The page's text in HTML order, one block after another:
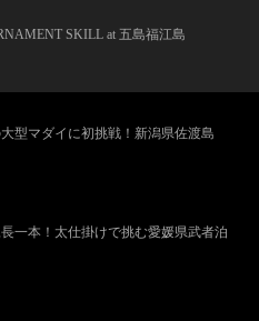
SKILL at 五島福江島
型マダイに初挑戦！新潟県佐渡島
一本！太仕掛けで挑む愛媛県武者泊